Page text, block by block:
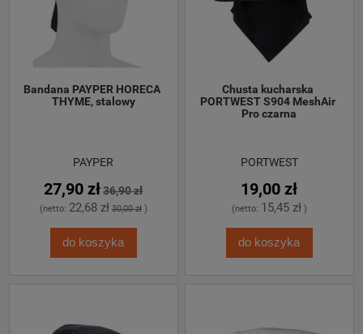
Bandana PAYPER HORECA
THYME, stalowy
PAYPER
27,90 zł 36,90 zł
(netto: 22,68 zł 30,00 zł)
do koszyka
Chusta kucharska
PORTWEST S904 MeshAir
Pro czarna
PORTWEST
19,00 zł
(netto: 15,45 zł)
do koszyka